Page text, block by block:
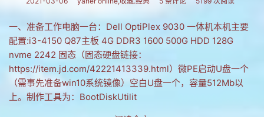
一、准备工作电脑一台：Dell OptiPlex 9030 一体机本机主要
配置:i3-4150 Q87主板 4G DDR3 1600 500G HDD 128G
nvme 2242 固态（固态硬盘链接：
https://item.jd.com/42221413339.html）微PE启动U盘一个
（需事先准备win10系统镜像）空白U盘一个，容量512Mb以
上。制作工具为：BootDiskUtilit